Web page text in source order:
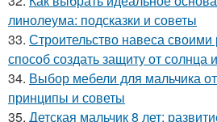
линолеума: подсказки и советы
33. Строительство навеса своими
способ создать защиту от солнца
34. Выбор мебели для мальчика
принципы и советы
35. Детская мальчик 8 лет: